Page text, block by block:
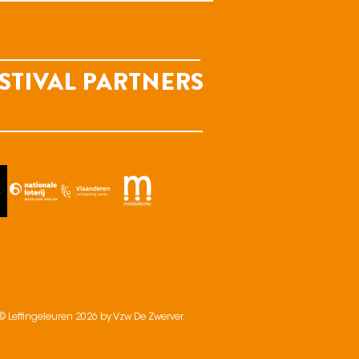
PARTNERS
Leffingeleuren 2026 by Vzw De Zwerver.